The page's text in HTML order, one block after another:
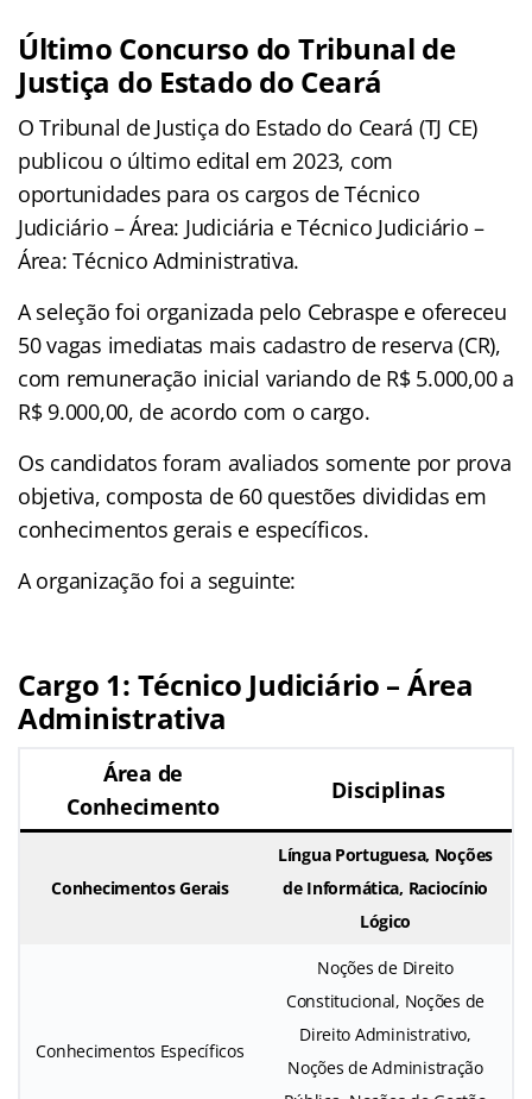
Último Concurso do Tribunal de
Justiça do Estado do Ceará
O Tribunal de Justiça do Estado do Ceará (TJ CE)
publicou o último edital em 2023, com
oportunidades para os cargos de Técnico
Judiciário – Área: Judiciária e Técnico Judiciário –
Área: Técnico Administrativa.
A seleção foi organizada pelo Cebraspe e ofereceu
50 vagas imediatas mais cadastro de reserva (CR),
com remuneração inicial variando de R$ 5.000,00 a
R$ 9.000,00, de acordo com o cargo.
Os candidatos foram avaliados somente por prova
objetiva, composta de 60 questões divididas em
conhecimentos gerais e específicos.
A organização foi a seguinte:
Cargo 1: Técnico Judiciário – Área
Administrativa
Área de
Conhecimento
Disciplinas
Conhecimentos Gerais
Língua Portuguesa, Noções
de Informática, Raciocínio
Lógico
Conhecimentos Específicos
Noções de Direito
Constitucional, Noções de
Direito Administrativo,
Noções de Administração